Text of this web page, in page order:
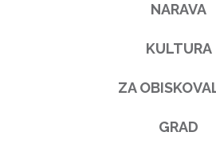
NARAVA
KULTURA
ZA
GRAD